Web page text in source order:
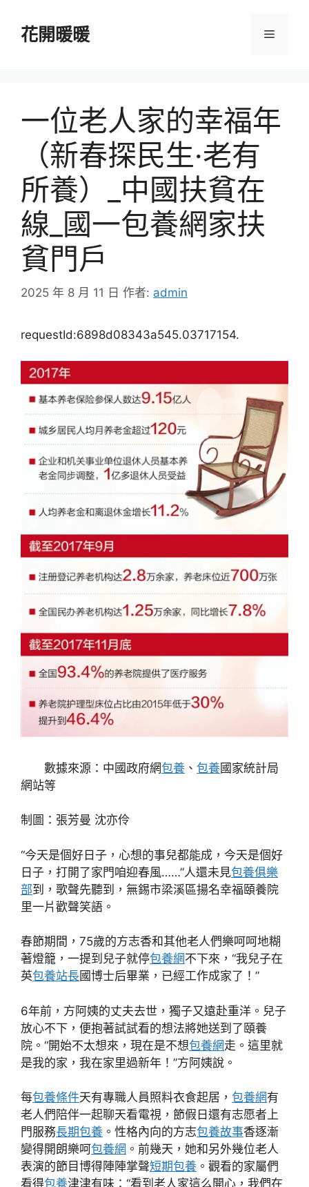
花開暖暖 選
一位老人家的幸福年
（新春探民生·老有
所養）_中國扶貧在
線_國一包養網家扶
貧門戶
2025 年 8 月 11 日 作者: admin
requestId:6898d08343a545.03717154.
數據來源：中國政府網包養 、 包養國家統計局
網站等
制圖：張芳曼 沈亦伶
“今天是個好日子，心想的事兒都能成，今天是個好
日子，打開了家門咱迎春風……”人還未見包養俱樂
部到，歌聲先聽到，無錫市梁溪區揚名幸福頤養院
里一片歡聲笑語。
春節期間，75歲的方志香和其他老人們樂呵呵地糊
著燈籠，一提到兒子就停包養網不下來，“我兒子在
英包養站長國博士后畢業，已經工作成家了！”
6年前，方阿姨的丈夫去世，獨子又遠赴重洋。兒子
放心不下，便抱著試試看的想法將她送到了頤養
院。“開始不太想來，現在是不想包養網走。這里就
是我的家，我在家里過新年！”方阿姨說。
每包養條件天有專職人員照料衣食起居， 包養網有
老人們陪伴一起聊天看電視，節假日還有志愿者上
門服務長期包養 。性格內向的方志包養故事香逐漸
變得開朗樂呵包養網 。前幾天，她和另外幾位老人
表演的節目博得陣陣掌聲短期包養 。觀看的家屬們
看得包養津津有味：“看到老人家這么開心，我們在